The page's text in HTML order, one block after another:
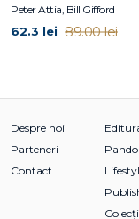
Peter Attia, Bill Gifford
62.3 lei 89.00 lei
Despre noi
Parteneri
Contact